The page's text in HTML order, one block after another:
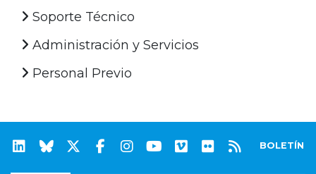
Soporte Técnico
Administración y Servicios
Personal Previo
BOLETÍN